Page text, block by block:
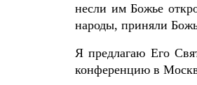
несли им Божье
народы, приняли
Я предлагаю Его
конференцию в